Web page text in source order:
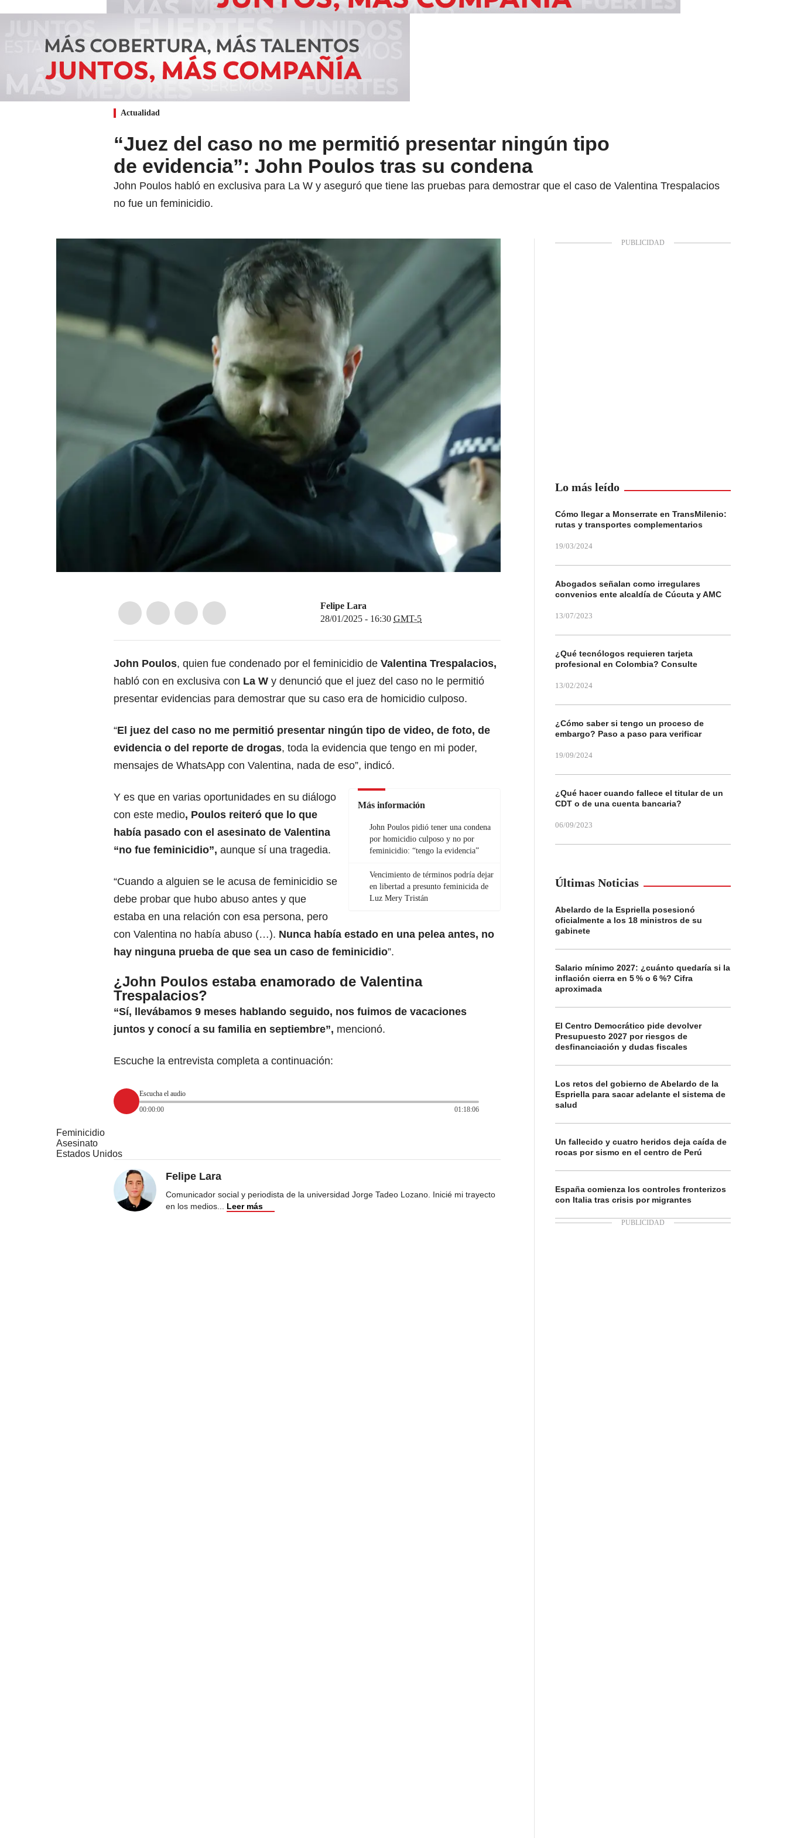
Actualidad
“Juez del caso no me permitió presentar ningún tipo
de evidencia”: John Poulos tras su condena
John Poulos habló en exclusiva para La W y aseguró que tiene las pruebas para demostrar que el caso de Valentina Trespalacios
no fue un feminicidio.
Felipe Lara
28/01/2025 - 16:30 GMT-5
John Poulos, quien fue condenado por el feminicidio de Valentina Trespalacios,
habló con en exclusiva con La W y denunció que el juez del caso no le permitió
presentar evidencias para demostrar que su caso era de homicidio culposo.
“El juez del caso no me permitió presentar ningún tipo de video, de foto, de
evidencia o del reporte de drogas, toda la evidencia que tengo en mi poder,
mensajes de WhatsApp con Valentina, nada de eso”, indicó.
Más información
John Poulos pidió tener una condena
por homicidio culposo y no por
feminicidio: “tengo la evidencia”
Vencimiento de términos podría dejar
en libertad a presunto feminicida de
Luz Mery Tristán
Y es que en varias oportunidades en su diálogo
con este medio, Poulos reiteró que lo que
había pasado con el asesinato de Valentina
“no fue feminicidio”, aunque sí una tragedia.
“Cuando a alguien se le acusa de feminicidio se
debe probar que hubo abuso antes y que
estaba en una relación con esa persona, pero
con Valentina no había abuso (…). Nunca había estado en una pelea antes, no
hay ninguna prueba de que sea un caso de feminicidio”.
¿John Poulos estaba enamorado de Valentina
Trespalacios?
“Sí, llevábamos 9 meses hablando seguido, nos fuimos de vacaciones
juntos y conocí a su familia en septiembre”, mencionó.
Escuche la entrevista completa a continuación:
Escucha el audio
00:00:00
01:18:06
Feminicidio
Asesinato
Estados Unidos
Felipe Lara
Comunicador social y periodista de la universidad Jorge Tadeo Lozano. Inicié mi trayecto
en los medios... Leer más
Lo más leído
Cómo llegar a Monserrate en TransMilenio:
rutas y transportes complementarios
19/03/2024
Abogados señalan como irregulares
convenios ente alcaldía de Cúcuta y AMC
13/07/2023
¿Qué tecnólogos requieren tarjeta
profesional en Colombia? Consulte
13/02/2024
¿Cómo saber si tengo un proceso de
embargo? Paso a paso para verificar
19/09/2024
¿Qué hacer cuando fallece el titular de un
CDT o de una cuenta bancaria?
06/09/2023
Últimas Noticias
Abelardo de la Espriella posesionó
oficialmente a los 18 ministros de su
gabinete
Salario mínimo 2027: ¿cuánto quedaría si la
inflación cierra en 5 % o 6 %? Cifra
aproximada
El Centro Democrático pide devolver
Presupuesto 2027 por riesgos de
desfinanciación y dudas fiscales
Los retos del gobierno de Abelardo de la
Espriella para sacar adelante el sistema de
salud
Un fallecido y cuatro heridos deja caída de
rocas por sismo en el centro de Perú
España comienza los controles fronterizos
con Italia tras crisis por migrantes